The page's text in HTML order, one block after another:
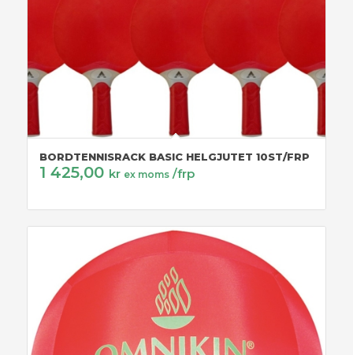
BORDTENNISRACK BASIC HELGJUTET 10ST/FRP
1 425,00 kr ex moms /frp